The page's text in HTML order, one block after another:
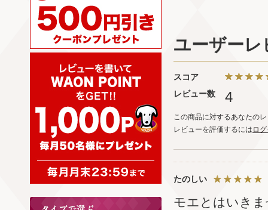
ユーザーレ
スコア
レビュー数
4
この商品に対するあなたの
レビューを評価するには ロ
たのしい
モエとはいき